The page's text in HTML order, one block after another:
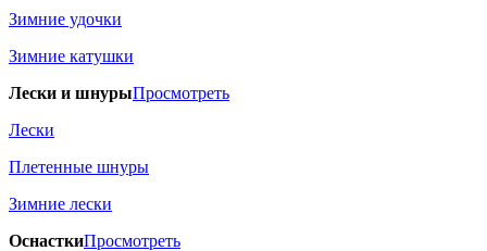
Зимние удочки
Зимние катушки
Лески и шнурыПросмотреть
Лески
Плетенные шнуры
Зимние лески
ОснасткиПросмотреть